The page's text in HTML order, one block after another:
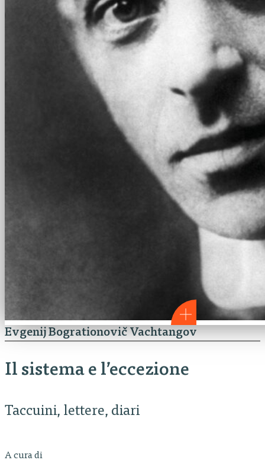
Evgenij Bogrationovič Vachtangov
Il sistema e l’eccezione
Taccuini, lettere, diari
A cura di